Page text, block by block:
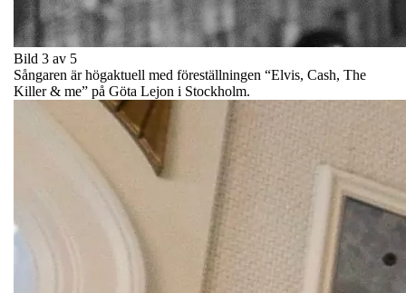
Bild 3 av 5
Sångaren är högaktuell med föreställningen “Elvis, Cash, The
Killer & me” på Göta Lejon i Stockholm.